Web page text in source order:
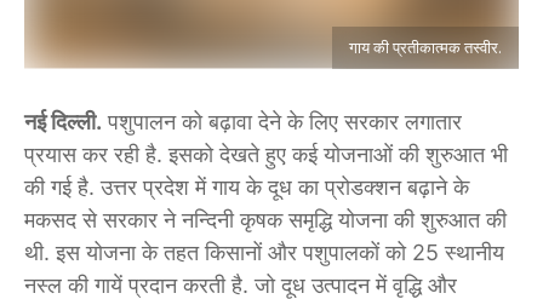
गाय की प्रतीकात्मक तस्वीर.
नई दिल्ली. पशुपालन को बढ़ावा देने के लिए सरकार लगातार
प्रयास कर रही है. इसको देखते हुए कई योजनाओं की शुरुआत भी
की गई है. उत्तर प्रदेश में गाय के दूध का प्रोडक्शन बढ़ाने के
मकसद से सरकार ने नन्दिनी कृषक समृद्धि योजना की शुरुआत की
थी. इस योजना के तहत किसानों और पशुपालकों को 25 स्थानीय
नस्ल की गायें प्रदान करती है. जो दूध उत्पादन में वृद्धि और